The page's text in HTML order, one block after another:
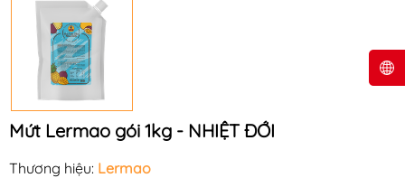
Mứt Lermao gói 1kg - NHIỆT ĐỚI
Thương hiệu: Lermao